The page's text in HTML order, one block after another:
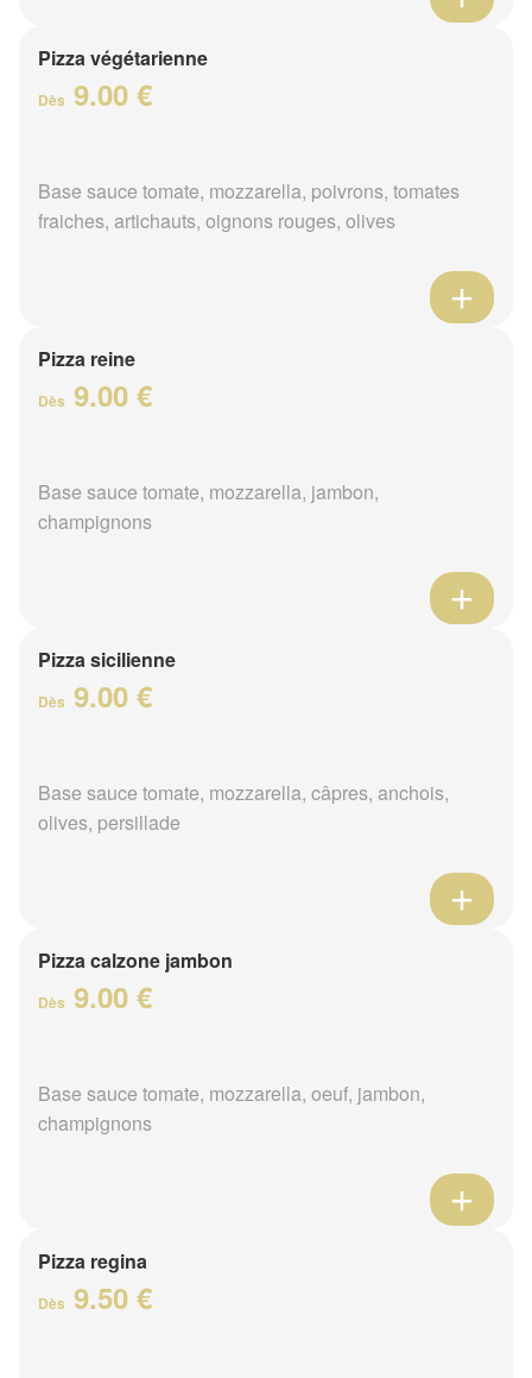
Pizza végétarienne
Dès 9.00 €
Base sauce tomate, mozzarella, poivrons, tomates
fraiches, artichauts, oignons rouges, olives
Pizza reine
Dès 9.00 €
Base sauce tomate, mozzarella, jambon,
champignons
Pizza sicilienne
Dès 9.00 €
Base sauce tomate, mozzarella, câpres, anchois,
olives, persillade
Pizza calzone jambon
Dès 9.00 €
Base sauce tomate, mozzarella, oeuf, jambon,
champignons
Pizza regina
Dès 9.50 €